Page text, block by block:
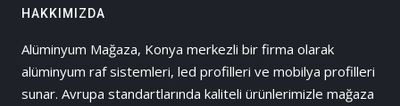
HAKKIMIZDA
Alüminyum Mağaza, Konya merkezli bir firma olarak
alüminyum raf sistemleri, led profilleri ve mobilya profilleri
sunar. Avrupa standartlarında kaliteli ürünlerimizle mağaza